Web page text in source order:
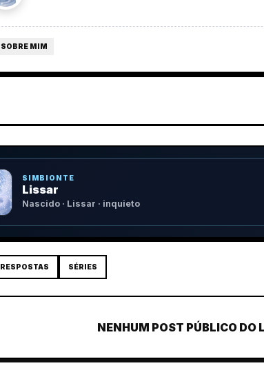
SOBRE MIM
SIMBIONTE
Lissar
Nascido · Lissar · inquieto
RESPOSTAS SÉRIES
NENHUM POST PÚBLICO DO